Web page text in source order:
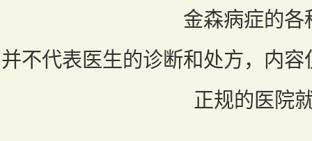
金森病症的各
并不代表医生的诊断和处方，内
正规的医院